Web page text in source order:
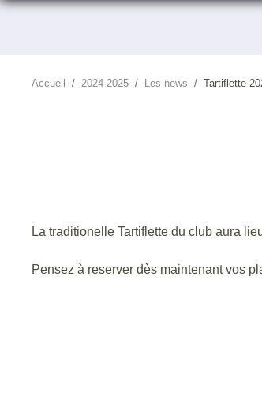
Accueil 2024-2025 Les news Tartiflette
La traditionelle Tartiflette du club aura
Pensez à reserver dès maintenant vos